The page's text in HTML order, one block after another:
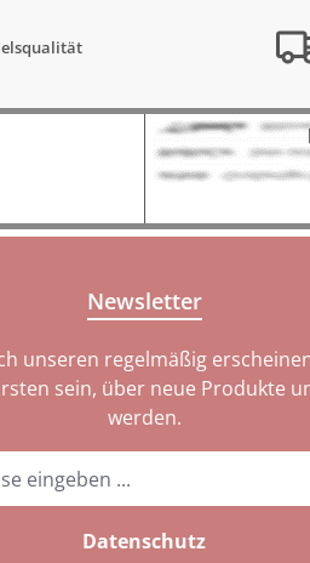
Newsletter
unseren regelmäßig
sein, über neue Produkte
werden.
Datenschutz